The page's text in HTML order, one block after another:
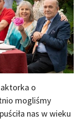
o
mogliśmy
nas w wieku